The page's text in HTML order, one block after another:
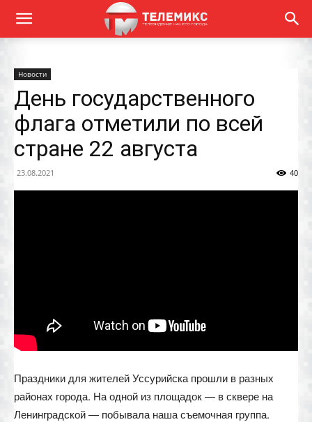
Новости
День государственного
флага отметили по всей
стране 22 августа
23.08.2021 40
Праздники для жителей Уссурийска прошли в разных
районах города. На одной из площадок — в сквере на
Ленинградской — побывала наша съемочная группа.